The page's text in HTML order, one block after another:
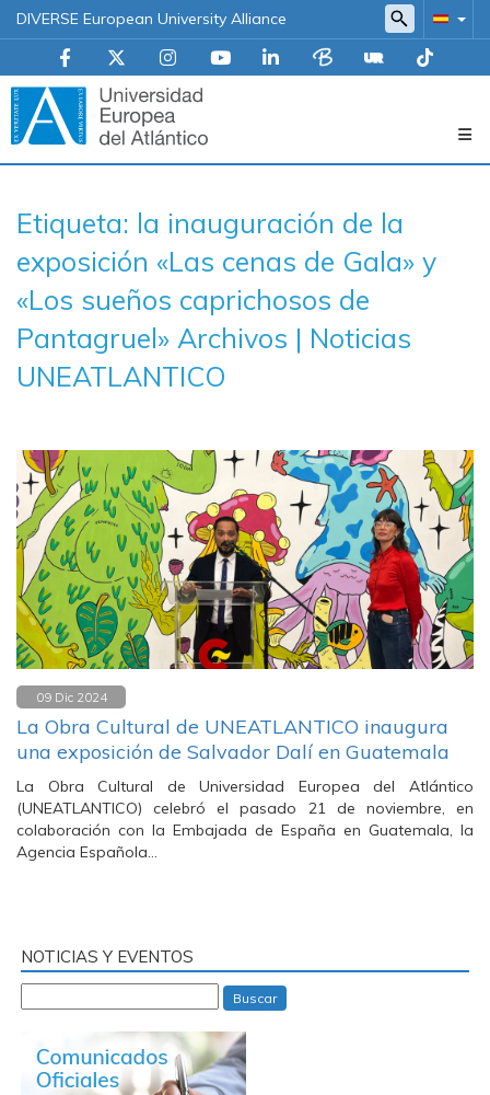
DIVERSE European University Alliance
principal
Etiqueta: la inauguración de la
exposición «Las cenas de Gala» y
«Los sueños caprichosos de
Pantagruel» Archivos | Noticias
UNEATLANTICO
09 Dic 2024
La Obra Cultural de UNEATLANTICO inaugura
una exposición de Salvador Dalí en Guatemala
La Obra Cultural de Universidad Europea del Atlántico
(UNEATLANTICO) celebró el pasado 21 de noviembre, en
colaboración con la Embajada de España en Guatemala, la
Agencia Española…
NOTICIAS Y EVENTOS
Buscar